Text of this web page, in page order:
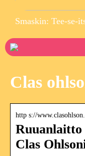
Smaskin: Tee-se-
Clas
http s://
Clas